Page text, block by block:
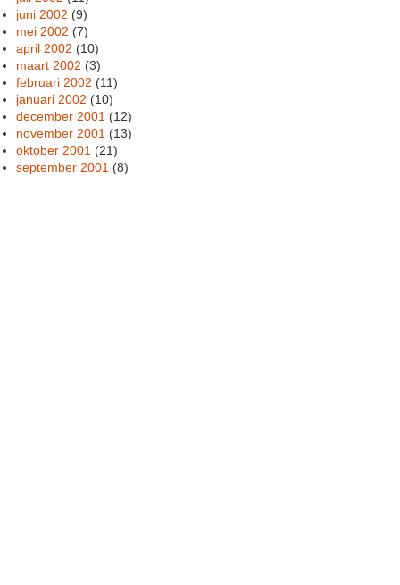
juni 2002 (9)
mei 2002 (7)
april 2002 (10)
maart 2002 (3)
februari 2002 (11)
januari 2002 (10)
december 2001 (12)
november 2001 (13)
oktober 2001 (21)
september 2001 (8)